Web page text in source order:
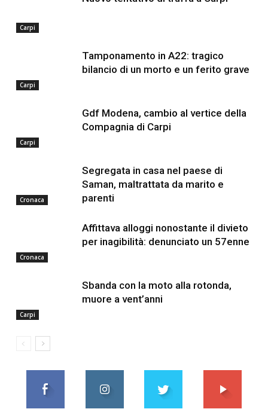
Carpi
Carpi
Tamponamento in A22: tragico
bilancio di un morto e un ferito grave
Carpi
Gdf Modena, cambio al vertice della
Compagnia di Carpi
Cronaca
Segregata in casa nel paese di
Saman, maltrattata da marito e
parenti
Cronaca
Affittava alloggi nonostante il divieto
per inagibilità: denunciato un 57enne
Carpi
Sbanda con la moto alla rotonda,
muore a vent’anni